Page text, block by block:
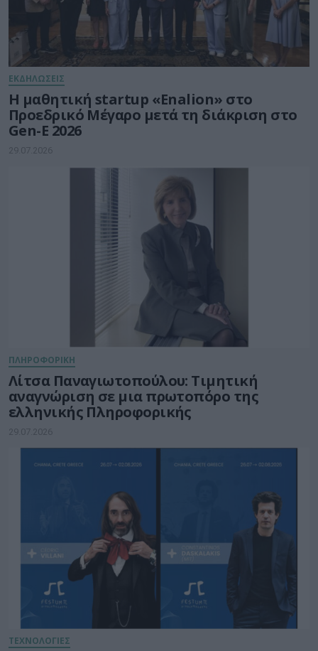
ΕΚΔΗΛΩΣΕΙΣ
Η μαθητική startup «Enalion» στο
Προεδρικό Μέγαρο μετά τη διάκριση στο
Gen-E 2026
29.07.2026
ΠΛΗΡΟΦΟΡΙΚΗ
Λίτσα Παναγιωτοπούλου: Τιμητική
αναγνώριση σε μια πρωτοπόρο της
ελληνικής Πληροφορικής
29.07.2026
ΤΕΧΝΟΛΟΓΙΕΣ